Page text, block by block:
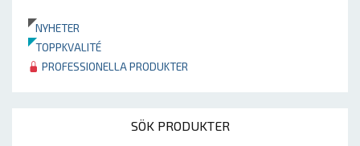
NYHETER
TOPPKVALITÉ
PROFESSIONELLA PRODUKTER
SÖK PRODUKTER